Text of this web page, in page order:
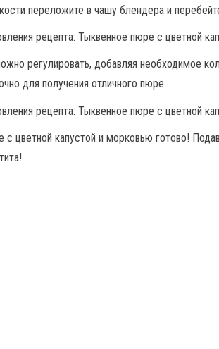
переложите в чашу блендера и
регулировать, добавляя необходимое
для получения отличного пюре.
с цветной капустой и морковью готово!